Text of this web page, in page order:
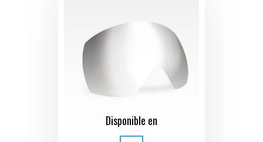
Disponible en